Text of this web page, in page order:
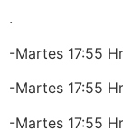
.
-Martes 17:55
-Martes 17:55
-Martes 17:55